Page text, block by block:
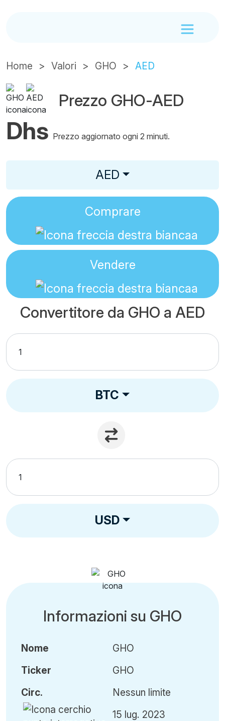
Home Valori GHO AED
Prezzo GHO-AED
Dhs Prezzo aggiornato ogni 2 minuti.
AED
Comprare
Vendere
Convertitore da GHO a AED
BTC
USD
Informazioni su GHO
Nome
Ticker
Circ.
GHO
GHO
Nessun limite
15 lug. 2023